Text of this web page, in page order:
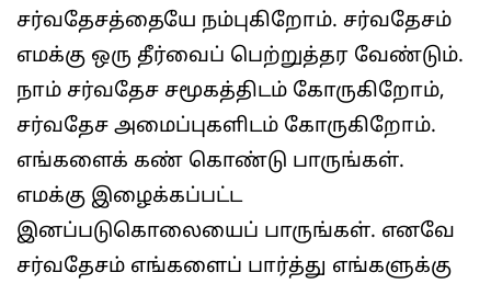
சர்வதேசத்தையே நம்புகிறோம். சர்வதேசம்
எமக்கு ஒரு தீர்வைப் பெற்றுத்தர வேண்டும்.
நாம் சர்வதேச சமூகத்திடம் கோருகிறோம்,
சர்வதேச அமைப்புகளிடம் கோருகிறோம்.
எங்களைக் கண் கொண்டு பாருங்கள்.
எமக்கு இழைக்கப்பட்ட
இனப்படுகொலையைப் பாருங்கள். எனவே
சர்வதேசம் எங்களைப் பார்த்து எங்களுக்கு